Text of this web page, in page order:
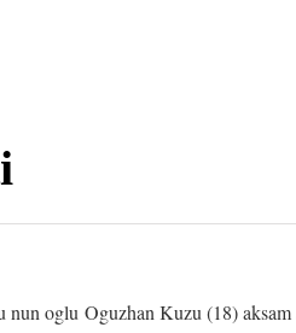
oglu Oguzhan Kuzu (18)